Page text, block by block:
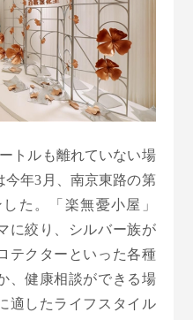
トルも離れていない場
今年3月、南京東路の第
た。「楽無憂小屋」
に絞り、シルバー族が
テクターといった各種
、健康相談ができる場
適したライフスタイル